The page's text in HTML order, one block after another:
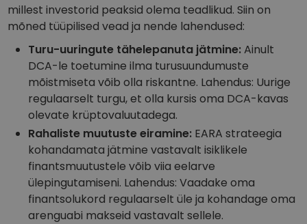
millest investorid peaksid olema teadlikud. Siin on
mõned tüüpilised vead ja nende lahendused:
Turu-uuringute tähelepanuta jätmine:Ainult
DCA-le toetumine ilma turusuundumuste
mõistmiseta võib olla riskantne. Lahendus: Uurige
regulaarselt turgu, et olla kursis oma DCA-kavas
olevate krüptovaluutadega.
Rahaliste muutuste eiramine: EARA strateegia
kohandamata jätmine vastavalt isiklikele
finantsmuutustele võib viia eelarve
ülepingutamiseni. Lahendus: Vaadake oma
finantsolukord regulaarselt üle ja kohandage oma
arenguabi makseid vastavalt sellele.